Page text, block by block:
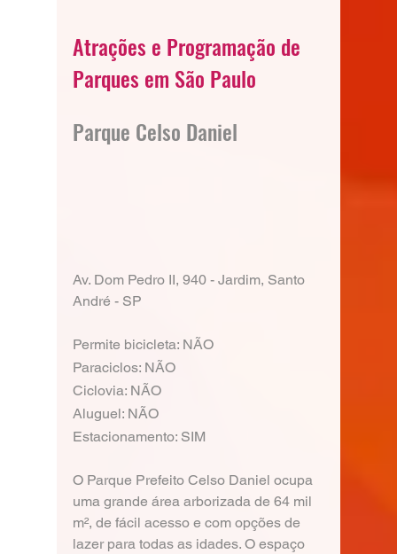
Atrações e Programação de
Parques em São Paulo
Parque Celso Daniel
Av. Dom Pedro II, 940 - Jardim, Santo
André - SP
Permite bicicleta: NÃO
Paraciclos: NÃO
Ciclovia: NÃO
Aluguel: NÃO
Estacionamento: SIM
O Parque Prefeito Celso Daniel ocupa
uma grande área arborizada de 64 mil
m², de fácil acesso e com opções de
lazer para todas as idades. O espaço